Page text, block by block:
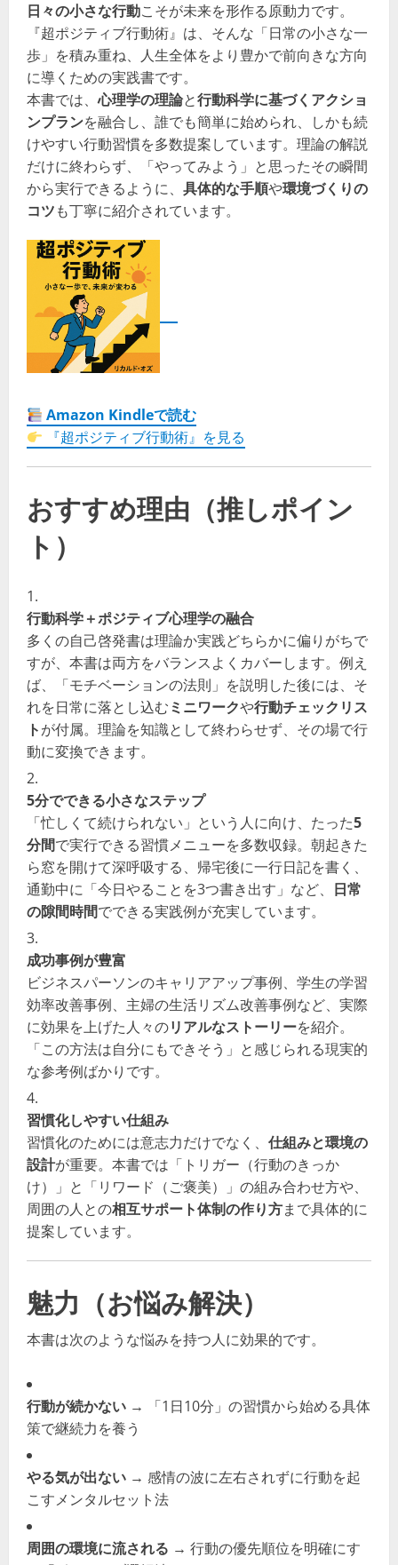
日々の小さな行動こそが未来を形作る原動力です。
『超ポジティブ行動術』は、そんな「日常の小さな一
歩」を積み重ね、人生全体をより豊かで前向きな方向
に導くための実践書です。
本書では、心理学の理論と行動科学に基づくアクショ
ンプランを融合し、誰でも簡単に始められ、しかも続
けやすい行動習慣を多数提案しています。理論の解説
だけに終わらず、「やってみよう」と思ったその瞬間
から実行できるように、 具体的な手順や環境づくりの
コツも丁寧に紹介されています。
Amazon Kindleで読む
『超ポジティブ行動術』を見る
おすすめ理由（推しポイン
ト）
行動科学＋ポジティブ心理学の融合
多くの自己啓発書は理論か実践どちらかに偏りがちで
すが、本書は両方をバランスよくカバーします。例え
ば、「モチベーションの法則」を説明した後には、そ
れを日常に落とし込むミニワークや行動チェックリス
トが付属。理論を知識として終わらせず、その場で行
動に変換できます。
5分でできる小さなステップ
「忙しくて続けられない」という人に向け、たった5
分間で実行できる習慣メニューを多数収録。朝起きた
ら窓を開けて深呼吸する、帰宅後に一行日記を書く、
通勤中に「今日やることを3つ書き出す」など、 日常
の隙間時間でできる実践例が充実しています。
成功事例が豊富
ビジネスパーソンのキャリアアップ事例、学生の学習
効率改善事例、主婦の生活リズム改善事例など、実際
に効果を上げた人々のリアルなストーリーを紹介。
「この方法は自分にもできそう」と感じられる現実的
な参考例ばかりです。
習慣化しやすい仕組み
習慣化のためには意志力だけでなく、 仕組みと環境の
設計が重要。本書では「トリガー（行動のきっか
け）」と「リワード（ご褒美）」の組み合わせ方や、
周囲の人との相互サポート体制の作り方まで具体的に
提案しています。
魅力（お悩み解決）
本書は次のような悩みを持つ人に効果的です。
行動が続かない → 「1日10分」の習慣から始める具体
策で継続力を養う
やる気が出ない → 感情の波に左右されずに行動を起
こすメンタルセット法
周囲の環境に流される → 行動の優先順位を明確にす